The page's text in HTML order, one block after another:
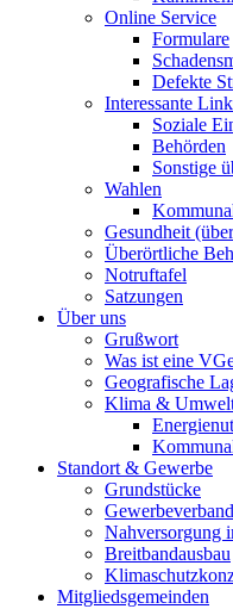
Online Service
Formulare
Defekte
Interessante
Soziale
Behörden
Sonstige
Wahlen
Gesundheit
Überörtliche
Notruftafel
Satzungen
Über uns
Grußwort
Was ist eine
Geografische
Klima &
Standort & Gewerbe
Grundstücke
Gewerbeverband
Nahversorgung
Breitbandausbau
Mitgliedsgemeinden